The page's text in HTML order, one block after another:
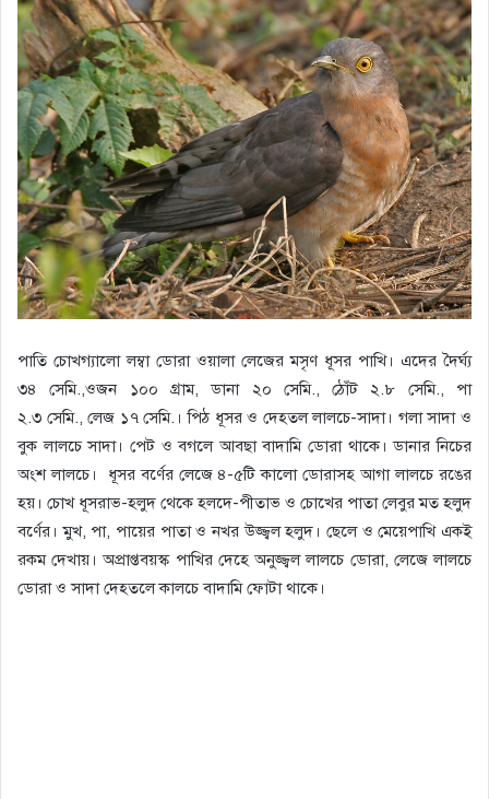
পাতি চোখগ্যালো লম্বা ডোরা ওয়ালা লেজের মসৃণ ধূসর পাখি। এদের দৈর্ঘ্য
৩৪ সেমি.,ওজন ১০০ গ্রাম, ডানা ২০ সেমি., ঠোঁট ২.৮ সেমি., পা
২.৩ সেমি., লেজ ১৭ সেমি.। পিঠ ধূসর ও দেহতল লালচে-সাদা। গলা সাদা ও
বুক লালচে সাদা। পেট ও বগলে আবছা বাদামি ডোরা থাকে। ডানার নিচের
অংশ লালচে। ধূসর বর্ণের লেজে ৪-৫টি কালো ডোরাসহ আগা লালচে রঙের
হয়। চোখ ধূসরাভ-হলুদ থেকে হলদে-পীতাভ ও চোখের পাতা লেবুর মত হলুদ
বর্ণের। মুখ, পা, পায়ের পাতা ও নখর উজ্জ্বল হলুদ। ছেলে ও মেয়েপাখি একই
রকম দেখায়। অপ্রাপ্তবয়স্ক পাখির দেহে অনুজ্জ্বল লালচে ডোরা, লেজে লালচে
ডোরা ও সাদা দেহতলে কালচে বাদামি ফোটা থাকে।